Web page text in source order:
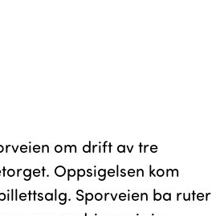
om drift av tre
Oppsigelsen kom
Sporveien ba ruter